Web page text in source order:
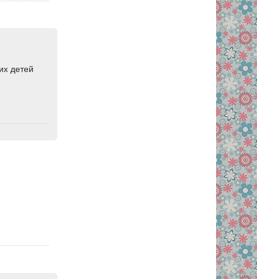
детей